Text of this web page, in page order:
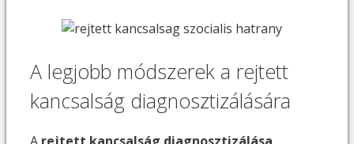
A legjobb módszerek a rejtett
kancsalság diagnosztizálására